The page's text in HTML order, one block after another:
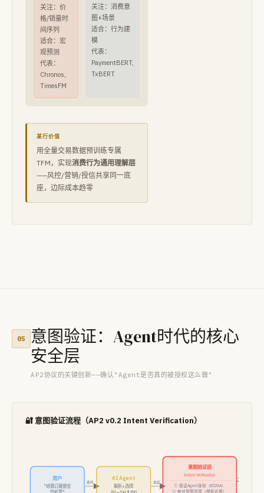
关注：价
格/销量时
间序列
适合：宏
观预测
代表：
Chronos,
TimesFM
关注：消费意
图+场景
适合：行为建
模
代表：
PaymentBERT,
TxBERT
某行价值
用全量交易数据预训练专属
TFM，实现消费行为通用理解层
——风控/营销/授信共享同一底
座，边际成本趋零
05
意图验证：Agent时代的核心
安全层
AP2协议的关键创新——确认"Agent是否真的被授权这么做"
🔐 意图验证流程（AP2 v0.2 Intent Verification）
用户
"给我订最便宜
委托
AI Agent
解析+选择
发起
意图验证层
Intent Verification
① 验证Agent身份（ECDSA）
② 核对意图范围（授权边界）
✓通过